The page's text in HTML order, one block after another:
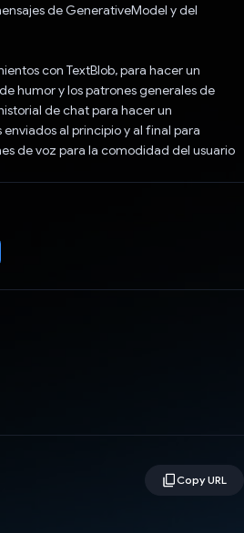
de GenerativeModel y del
con TextBlob, para hacer un
humor y los patrones generales de
de chat para hacer un
al principio y al final para
de voz para la comodidad del usuario